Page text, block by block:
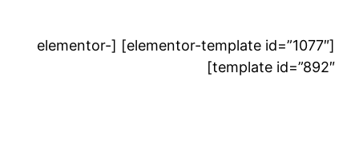
[elementor-template id=”1077″] [elementor-
template id=”892″]